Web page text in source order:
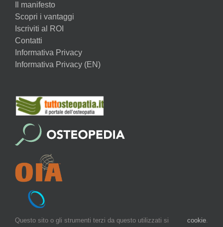
Il manifesto
Scopri i vantaggi
Iscriviti al ROI
Contatti
Informativa Privacy
Informativa Privacy (EN)
Questo sito o gli strumenti terzi da questo utilizzati si
cookie.